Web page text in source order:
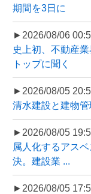
期間を3日に
►2026/08/06
史上初、不動産
トップに聞く
►2026/08/05
清水建設と建物
►2026/08/05
属人化するアス
決。建設業 ...
►2026/08/05